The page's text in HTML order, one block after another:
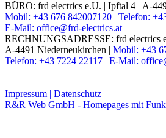
BÜRO: frd electrics e.U. | Ipftal 4 | A-
Mobil: +43 676 842007120 | Telefon:
E-Mail: office@frd-electrics.at
RECHNUNGSADRESSE: frd electrics
A-4491 Niederneukirchen | Mobil: +43
Telefon: +43 7224 22117 | E-Mail:
Impressum | Datenschutz
R&R Web GmbH - Homepages mit